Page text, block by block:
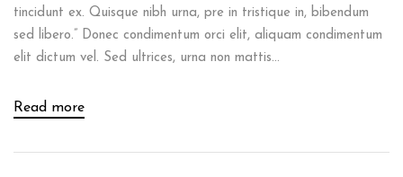
tincidunt ex. Quisque nibh urna, pre in tristique in, bibendum
sed libero.” Donec condimentum orci elit, aliquam condimentum
elit dictum vel. Sed ultrices, urna non mattis...
Read more